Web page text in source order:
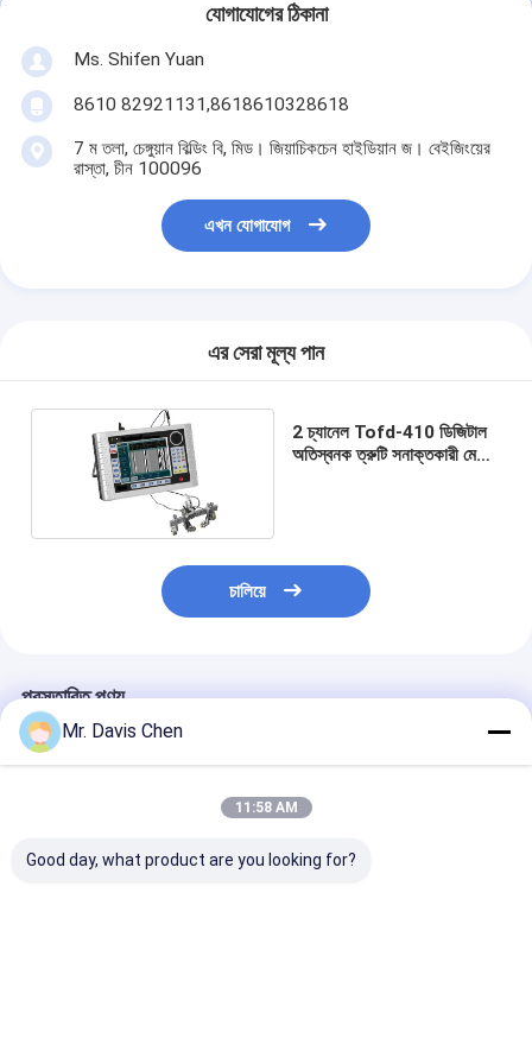
যোগাযোগের ঠিকানা
Ms. Shifen Yuan
8610 82921131,8618610328618
7 ম তলা, চেঙ্গুয়ান বিল্ডিং বি, মিড। জিয়াচিকচেন হাইডিয়ান জ। বেইজিংয়ের
রাস্তা, চীন 100096
এখন যোগাযোগ
এর সেরা মূল্য পান
2 চ্যানেল Tofd-410 ডিজিটাল
অতিস্বনক ত্রুটি সনাক্তকারী মেটাল
চালিয়ে
প্রস্তাবিত পণ্য
Mr. Davis Chen
11:58 AM
Good day, what product are you looking for?